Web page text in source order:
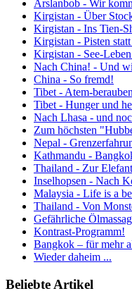
Arslanbob - Wir
Kirgistan - Über
Kirgistan - Ins Tien-
Kirgistan - Pisten
Kirgistan - See-
Nach China! - Und
China - So fremd!
Tibet - Atem-
Tibet - Hunger und
Nach Lhasa - und
Zum höchsten
Nepal -
Kathmandu -
Thailand - Zur
Inselhopsen - Nach
Malaysia - Life is a
Thailand - Von
Gefährliche
Kontrast-Programm!
Bangkok – für mehr
Wieder daheim ...
Beliebte Artikel